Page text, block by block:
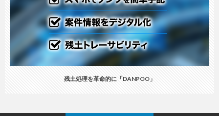
残土処理を革命的に「DANPOO」